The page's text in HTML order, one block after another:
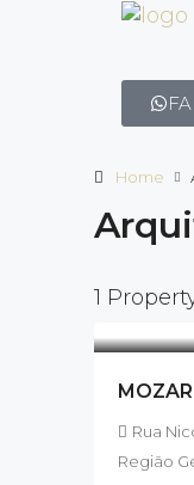
Home
1
Rua
Região